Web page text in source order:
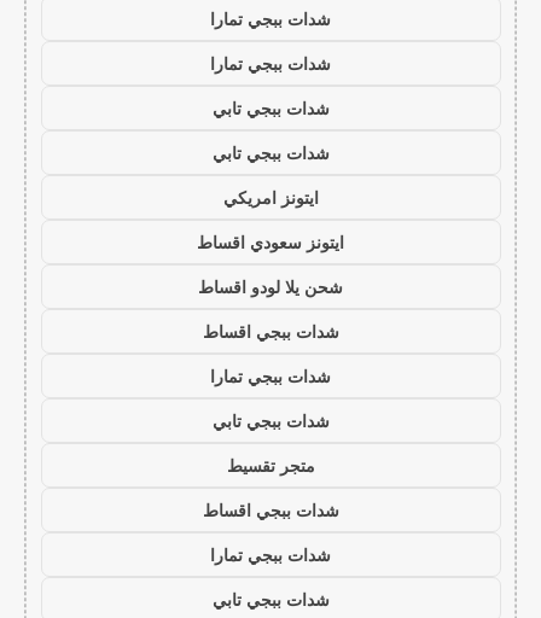
شدات ببجي تمارا
شدات ببجي تمارا
شدات ببجي تابي
شدات ببجي تابي
ايتونز امريكي
ايتونز سعودي اقساط
شحن يلا لودو اقساط
شدات ببجي اقساط
شدات ببجي تمارا
شدات ببجي تابي
متجر تقسيط
شدات ببجي اقساط
شدات ببجي تمارا
شدات ببجي تابي